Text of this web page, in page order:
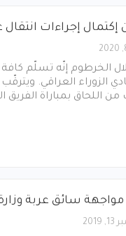
إكتمال إجراءات
الخرطوم إنّه تسلّم كافة
الزوراء العراقي. ويترقّب
من اللحاق بمباراة الفريق
سائق عربة وزارة